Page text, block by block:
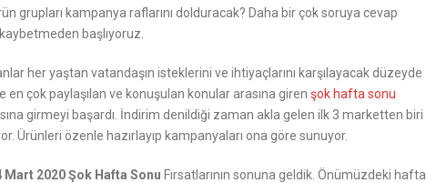
grupları kampanya raflarını dolduracak? Daha bir çok soruya cevap
başlıyoruz.
her yaştan vatandaşın isteklerini ve ihtiyaçlarını karşılayacak düzeyde
çok paylaşılan ve konuşulan konular arasına giren şok hafta sonu
girmeyi başardı. İndirim denildiği zaman akla gelen ilk 3 marketten biri
Ürünleri özenle hazırlayıp kampanyaları ona göre sunuyor.
Mart 2020 Şok Hafta Sonu Fırsatlarının sonuna geldik. Önümüzdeki hafta